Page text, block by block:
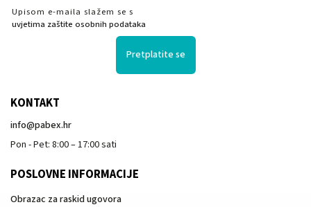
Upisom e-maila slažem se s
uvjetima zaštite osobnih podataka
Pretplatite se
KONTAKT
info@pabex.hr
Pon - Pet: 8:00 – 17:00 sati
POSLOVNE INFORMACIJE
Obrazac za raskid ugovora